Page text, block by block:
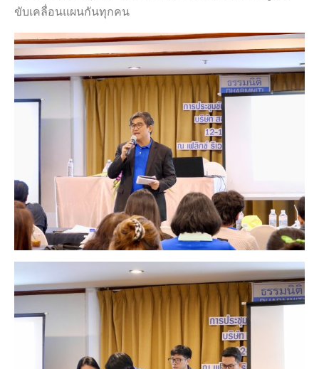
ขับเคลื่อนแผนกันทุกคน